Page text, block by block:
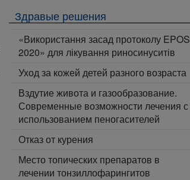
Здравые решения
«Використання засад протоколу EPOS
2020» для лікування риносинуситів
Уход за кожей детей разного возраста
Вздутие живота и газообразование.
Современные возможности лечения с
использованием пеногасителей
Отказ от курения
Место топических препаратов в
лечении тонзиллофарингитов